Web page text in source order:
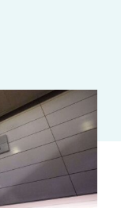
Reddion